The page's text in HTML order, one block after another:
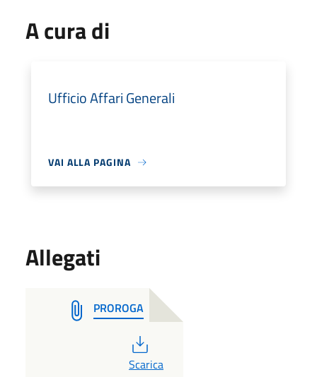
A cura di
Ufficio Affari Generali
VAI ALLA PAGINA
Allegati
PROROGA
PDF
Scarica